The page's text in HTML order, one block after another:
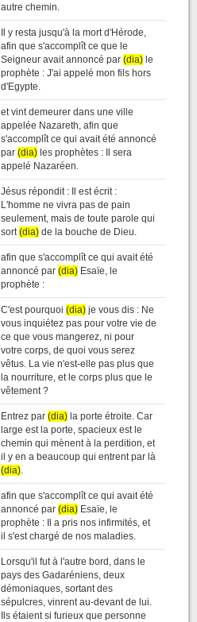
autre chemin.
Il y resta jusqu'à la mort d'Hérode,
afin que s'accomplît ce que le
Seigneur avait annoncé par (dia) le
prophète : J'ai appelé mon fils hors
d'Egypte.
et vint demeurer dans une ville
appelée Nazareth, afin que
s'accomplît ce qui avait été annoncé
par (dia) les prophètes : Il sera
appelé Nazaréen.
Jésus répondit : Il est écrit :
L'homme ne vivra pas de pain
seulement, mais de toute parole qui
sort(dia) de la bouche de Dieu.
afin que s'accomplît ce qui avait été
annoncé par (dia) Esaïe, le
prophète :
C'est pourquoi (dia) je vous dis : Ne
vous inquiétez pas pour votre vie de
ce que vous mangerez, ni pour
votre corps, de quoi vous serez
vêtus. La vie n'est-elle pas plus que
la nourriture, et le corps plus que le
vêtement ?
Entrez par (dia) la porte étroite. Car
large est la porte, spacieux est le
chemin qui mènent à la perdition, et
il y en a beaucoup qui entrent par là
(dia).
afin que s'accomplît ce qui avait été
annoncé par (dia) Esaïe, le
prophète : Il a pris nos infirmités, et
il s'est chargé de nos maladies.
Lorsqu'il fut à l'autre bord, dans le
pays des Gadaréniens, deux
démoniaques, sortant des
sépulcres, vinrent au-devant de lui.
Ils étaient si furieux que personne